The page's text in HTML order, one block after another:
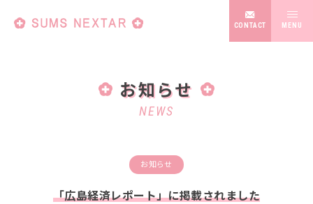
訪問理美容
CONTACT
お知らせ
NEWS
お知らせ
「広島経済レポート」に掲載されました